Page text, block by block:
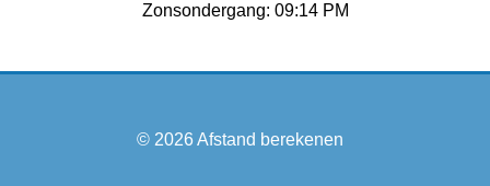
Zonsondergang: 09:14 PM
© 2026Afstand berekenen